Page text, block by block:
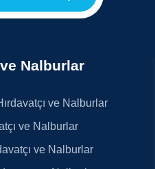
ve Nalburlar
ve Nalburlar
ve Nalburlar
ve Nalburlar